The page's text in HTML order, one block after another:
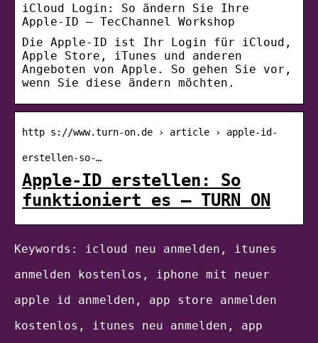
iCloud Login: So ändern Sie Ihre
Apple-ID – TecChannel Workshop
Die Apple-ID ist Ihr Login für iCloud,
Apple Store, iTunes und anderen
Angeboten von Apple. So gehen Sie vor,
wenn Sie diese ändern möchten.
http s://www.turn-on.de › article › apple-id-
erstellen-so-…
Apple-ID erstellen: So
funktioniert es – TURN ON
Keywords: icloud neu anmelden, itunes
anmelden kostenlos, iphone mit neuer
apple id anmelden, app store anmelden
kostenlos, itunes neu anmelden, app